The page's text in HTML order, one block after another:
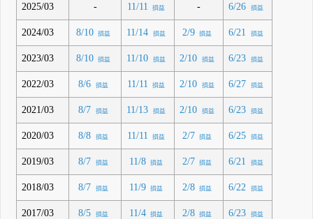
2025/03 - 11/11 損益 - 6/26 損益
2024/03 8/10 損益 11/14 損益 2/9 損益 6/21 損益
2023/03 8/10 損益 11/10 損益 2/10 損益 6/23 損益
2022/03 8/6 損益 11/11 損益 2/10 損益 6/27 損益
2021/03 8/7 損益 11/13 損益 2/10 損益 6/23 損益
2020/03 8/8 損益 11/11 損益 2/7 損益 6/25 損益
2019/03 8/7 損益 11/8 損益 2/7 損益 6/21 損益
2018/03 8/7 損益 11/9 損益 2/8 損益 6/22 損益
2017/03 8/5 損益 11/4 損益 2/8 損益 6/23 損益